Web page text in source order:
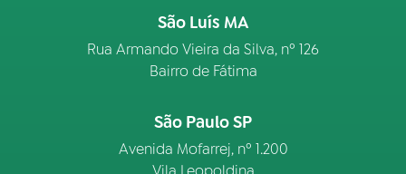
São Luís MA
Rua Armando Vieira da Silva, nº 126
Bairro de Fátima
São Paulo SP
Avenida Mofarrej, nº 1.200